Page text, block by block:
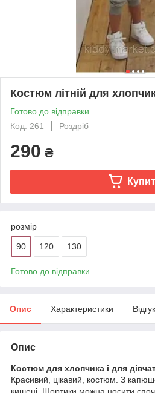
Костюм літній для
Готово до відправки
Код: 261
Роздріб
290 ₴
розмір
90 120 130
Готово до відправки
Опис Характеристики
Опис
Костюм для хлопчика і для
Красивий, цікавий, костюм. З
кишені. Шортики можна носити